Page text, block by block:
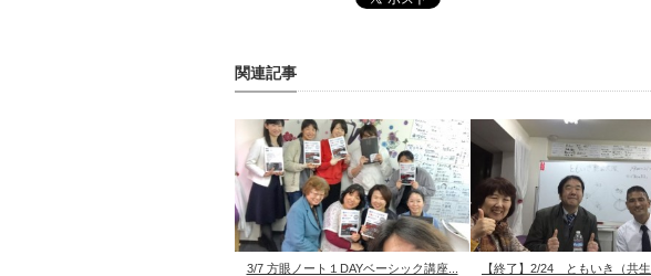
関連記事
3/7 方眼ノート１DAYベーシック講座... 【終了】2/24 ともいき（共生